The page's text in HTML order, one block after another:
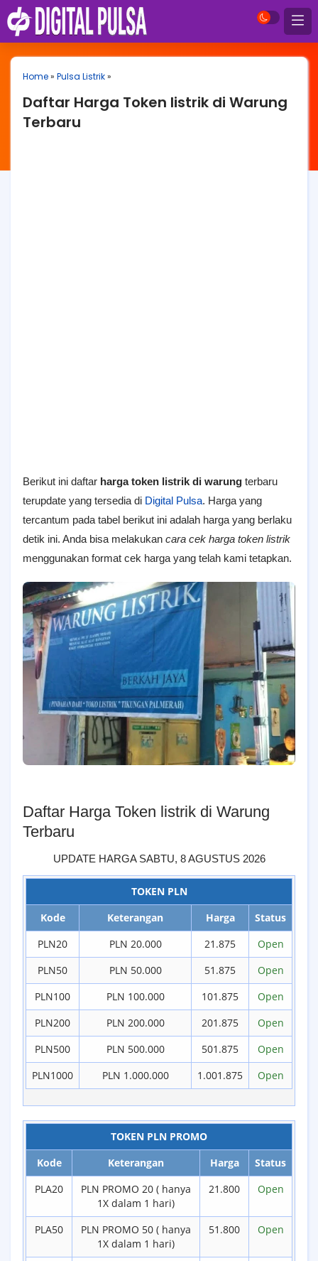
Home» Pulsa Listrik»
Daftar Harga Token listrik di Warung
Terbaru
Berikut ini daftar harga token listrik di warung terbaru
terupdate yang tersedia di Digital Pulsa. Harga yang
tercantum pada tabel berikut ini adalah harga yang berlaku
detik ini. Anda bisa melakukan cara cek harga token listrik
menggunakan format cek harga yang telah kami tetapkan.
Daftar Harga Token listrik di Warung
Terbaru
UPDATE HARGA SABTU, 8 AGUSTUS 2026
TOKEN PLN
Kode
Keterangan Harga
Status
PLN20
PLN 20.000 21.875
Open
PLN50
PLN 50.000 51.875
Open
PLN100
PLN 100.000 101.875
Open
PLN200
PLN 200.000 201.875
Open
PLN500
PLN 500.000 501.875
Open
PLN1000
PLN 1.000.000 1.001.875 Open
TOKEN PLN PROMO
Kode
Keterangan Harga
Status
PLA20
PLN PROMO 20 ( hanya
1X dalam 1 hari)
21.800 Open
PLA50
PLN PROMO 50 ( hanya
1X dalam 1 hari)
51.800 Open